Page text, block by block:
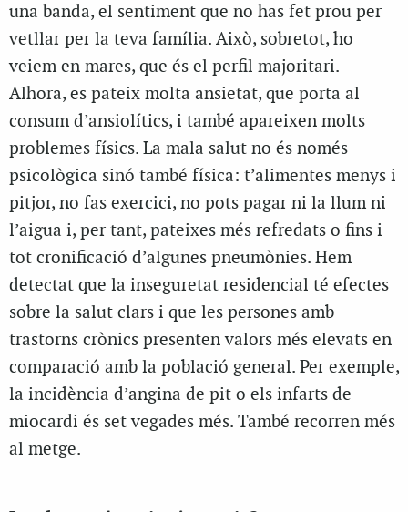
una banda, el sentiment que no has fet prou per
vetllar per la teva família. Això, sobretot, ho
veiem en mares, que és el perfil majoritari.
Alhora, es pateix molta ansietat, que porta al
consum d’ansiolítics, i també apareixen molts
problemes físics. La mala salut no és només
psicològica sinó també física: t’alimentes menys i
pitjor, no fas exercici, no pots pagar ni la llum ni
l’aigua i, per tant, pateixes més refredats o fins i
tot cronificació d’algunes pneumònies. Hem
detectat que la inseguretat residencial té efectes
sobre la salut clars i que les persones amb
trastorns crònics presenten valors més elevats en
comparació amb la població general. Per exemple,
la incidència d’angina de pit o els infarts de
miocardi és set vegades més. També recorren més
al metge.